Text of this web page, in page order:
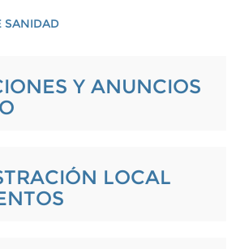
SANIDAD
Y ANUNCIOS
LOCAL